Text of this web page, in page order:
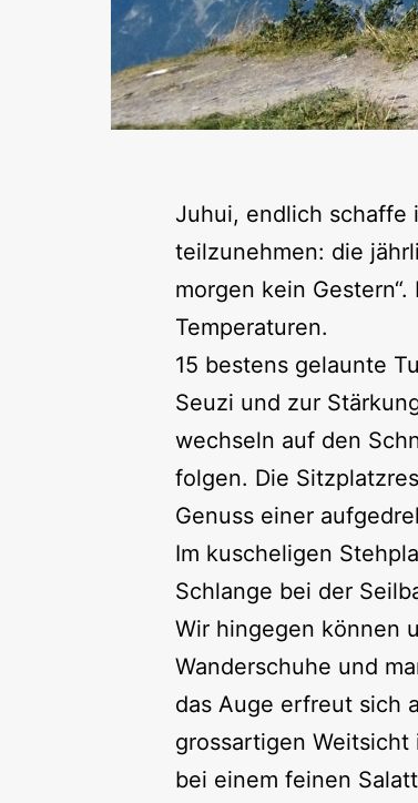
Juhui, endlich schaffe
teilzunehmen: die
morgen kein
Temperaturen.
15 bestens gelaunte
Seuzi und zur
wechseln auf den
folgen. Die
Genuss einer
Im kuscheligen
Schlange bei der
Wir hingegen können
Wanderschuhe und
das Auge erfreut sich
grossartigen Weitsicht
bei einem feinen